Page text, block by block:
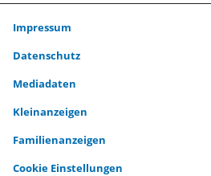
Impressum
Datenschutz
Mediadaten
Kleinanzeigen
Familienanzeigen
Cookie Einstellungen